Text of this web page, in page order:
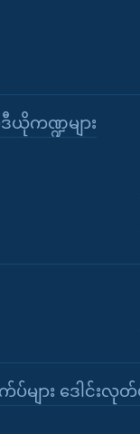
ကဏ္ဍများ
ျား ဒေါင်းလု